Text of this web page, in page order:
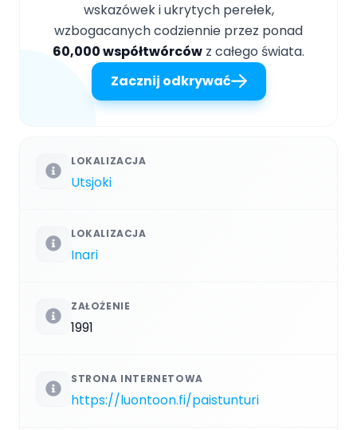
wskazówek i ukrytych perełek,
wzbogacanych codziennie przez ponad
60,000 współtwórców z całego świata.
Zacznij odkrywać
LOKALIZACJA
Utsjoki
LOKALIZACJA
Inari
ZAŁOŻENIE
1991
STRONA INTERNETOWA
https://luontoon.fi/paistunturi